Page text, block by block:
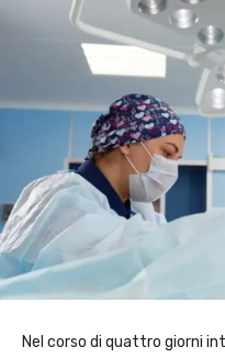
Nel corso di quattro giorni